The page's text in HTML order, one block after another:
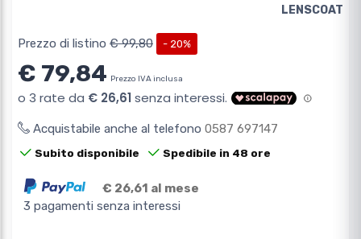
LENSCOAT
Prezzo di listino € 99,80 - 20%
€ 79,84 Prezzo IVA inclusa
Acquistabile anche al telefono 0587 697147
Subito disponibile Spedibile in 48 ore
€ 26,61 al mese
3 pagamenti senza interessi